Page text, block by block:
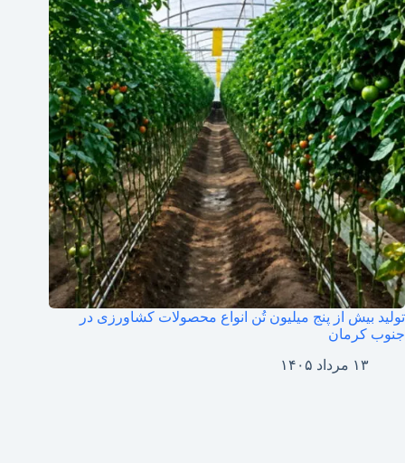
تولید بیش از پنج میلیون تُن انواع محصولات کشاورزی در
جنوب کرمان
۱۳ مرداد ۱۴۰۵